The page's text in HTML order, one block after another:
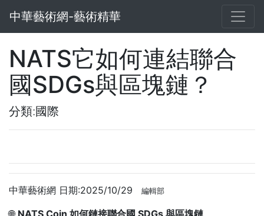
中華藝術網-藝術精華
NATS它如何連結聯合
國SDGs與區塊鏈？
分類:國際
中華藝術網 日期:2025/10/29 編輯部
🌐 NATS Coin 如何鏈接聯合國 SDGs 與區塊鏈